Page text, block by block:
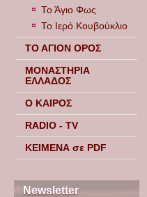
Το Άγιο Φως
Το Ιερό Κουβούκλιο
ΤΟ ΑΓΙΟΝ ΟΡΟΣ
ΜΟΝΑΣΤΗΡΙΑ
ΕΛΛΑΔΟΣ
Ο ΚΑΙΡΟΣ
RADIO - TV
ΚΕΙΜΕΝΑ σε PDF
Newsletter